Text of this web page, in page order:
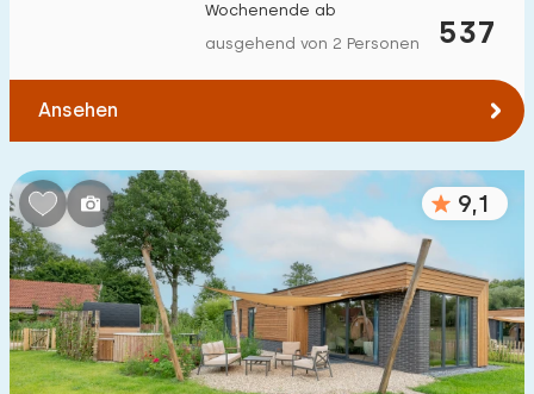
537
Wochenende ab
ausgehend von 2 Personen
Ansehen
9,1